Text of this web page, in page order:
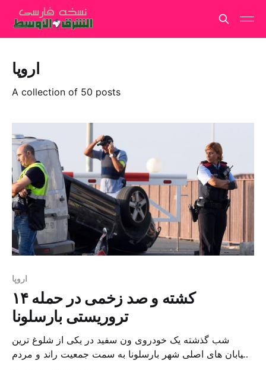
اروپا
A collection of 50 posts
اروپا
۱۴ کشته و صد زخمی در حمله
تروریستی بارسلونا
شب گذشته یک خودروی ون سفید در یکی از شلوغ ترین
خیابان های اصلی شهر بارسلونا به سمت جمعیت راند و مردم